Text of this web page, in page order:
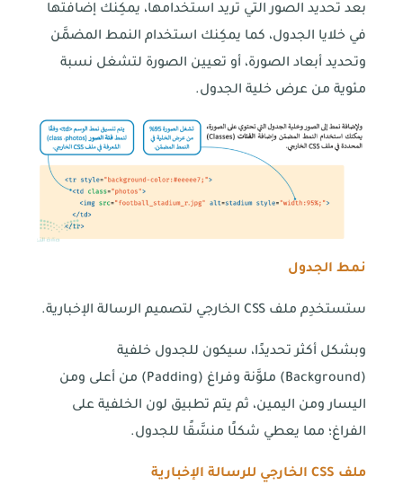
بعد تحديد الصور التي تريد استخدامها، يمكِنك إضافتها
في خلايا الجدول، كما يمكِنك استخدام النمط المضمَّن
وتحديد أبعاد الصورة، أو تعيين الصورة لتشغل نسبة
مئوية من عرض خلية الجدول.
نمط الجدول
ستستخدِم ملف CSS الخارجي لتصميم الرسالة الإخبارية.
وبشكل أكثر تحديدًا، سيكون للجدول خلفية
(Background) ملوَّنة وفراغ (Padding) من أعلى ومن
اليسار ومن اليمين، ثم يتم تطبيق لون الخلفية على
الفراغ؛ مما يعطي شكلًا منسَّقًا للجدول.
ملف CSS الخارجي للرسالة الإخبارية